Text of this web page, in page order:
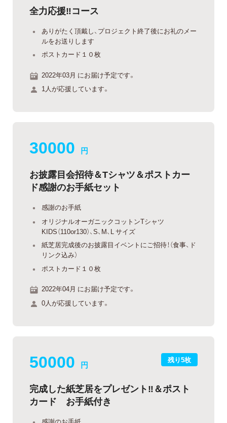
全力応援‼︎コース
ありがたく頂戴し、プロジェクト終了後にお礼のメー
ルをお送りします
ポストカード１０枚
2022年03月 にお届け予定です。
1人が応援しています。
30000 円
お披露目会招待＆Tシャツ＆ポストカー
ド感謝のお手紙セット
感謝のお手紙
オリジナルオーガニックコットンTシャツ
KIDS（110or130）、S、M、L サイズ
紙芝居完成後のお披露目イベントにご招待！（食事、ド
リンク込み）
ポストカード１０枚
2022年04月 にお届け予定です。
0人が応援しています。
残り5枚
50000 円
完成した紙芝居をプレゼント‼︎＆ポスト
カード お手紙付き
感謝のお手紙